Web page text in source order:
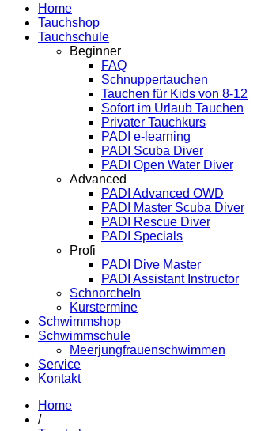
Home
Tauchshop
Tauchschule
Beginner
FAQ
Schnuppertauchen
Tauchen für Kids von 8-12
Sofort im Urlaub Tauchen
Privater Tauchkurs
PADI e-learning
PADI Scuba Diver
PADI Open Water Diver
Advanced
PADI Advanced OWD
PADI Master Scuba Diver
PADI Rescue Diver
PADI Specials
Profi
PADI Dive Master
PADI Assistant Instructor
Schnorcheln
Kurstermine
Schwimmshop
Schwimmschule
Meerjungfrauenschwimmen
Service
Kontakt
Home
/